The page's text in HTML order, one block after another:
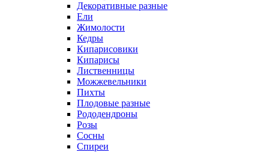
Декоративные разные
Ели
Жимолости
Кедры
Кипарисовики
Кипарисы
Лиственницы
Можжевельники
Пихты
Плодовые разные
Рододендроны
Розы
Сосны
Спиреи